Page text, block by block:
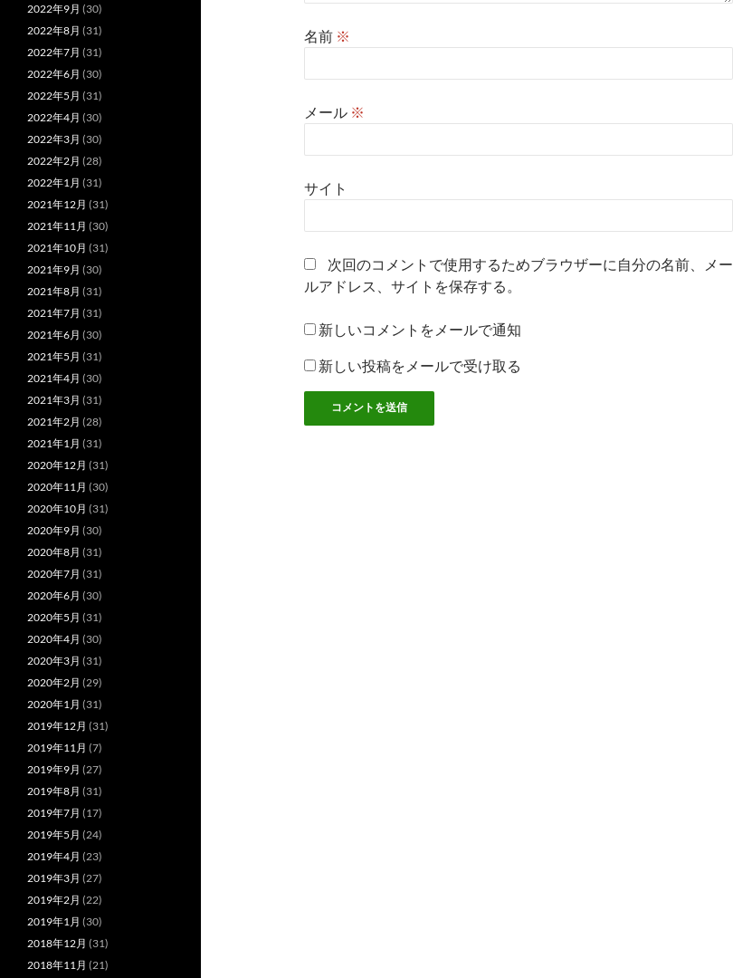
名前 ※
メール ※
サイト
次回のコメントで使用するためブラウザーに自分の名前、メー
ルアドレス、サイトを保存する。
新しいコメントをメールで通知
新しい投稿をメールで受け取る
2022年9月 (30)
2022年8月 (31)
2022年7月 (31)
2022年6月 (30)
2022年5月 (31)
2022年4月 (30)
2022年3月 (30)
2022年2月 (28)
2022年1月 (31)
2021年12月 (31)
2021年11月 (30)
2021年10月 (31)
2021年9月 (30)
2021年8月 (31)
2021年7月 (31)
2021年6月 (30)
2021年5月 (31)
2021年4月 (30)
2021年3月 (31)
2021年2月 (28)
2021年1月 (31)
2020年12月 (31)
2020年11月 (30)
2020年10月 (31)
2020年9月 (30)
2020年8月 (31)
2020年7月 (31)
2020年6月 (30)
2020年5月 (31)
2020年4月 (30)
2020年3月 (31)
2020年2月 (29)
2020年1月 (31)
2019年12月 (31)
2019年11月 (7)
2019年9月 (27)
2019年8月 (31)
2019年7月 (17)
2019年5月 (24)
2019年4月 (23)
2019年3月 (27)
2019年2月 (22)
2019年1月 (30)
2018年12月 (31)
2018年11月 (21)